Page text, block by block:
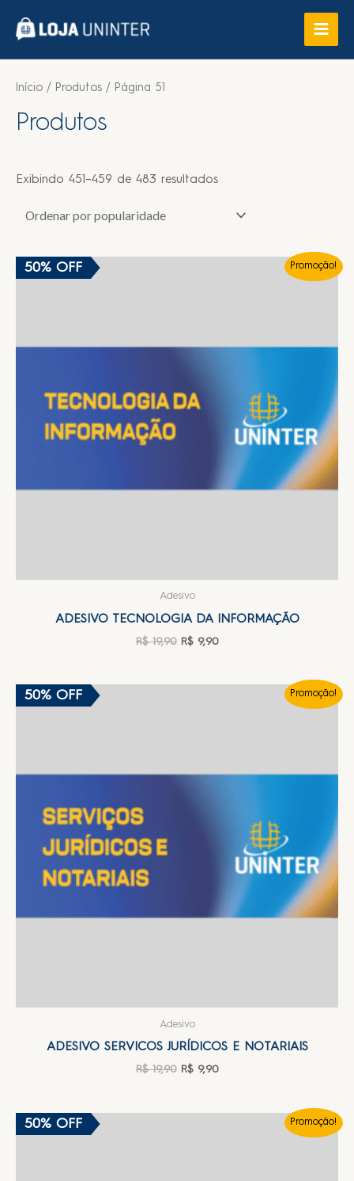
Início / Produtos / Página 51
Produtos
Exibindo 451–459 de 483 resultados
Promoção!
50% OFF
Adesivo
ADESIVO TECNOLOGIA DA INFORMAÇÃO
R$19,90 R$9,90
Promoção!
50% OFF
Adesivo
ADESIVO SERVICOS JURÍDICOS E NOTARIAIS
R$19,90 R$9,90
Promoção!
50% OFF